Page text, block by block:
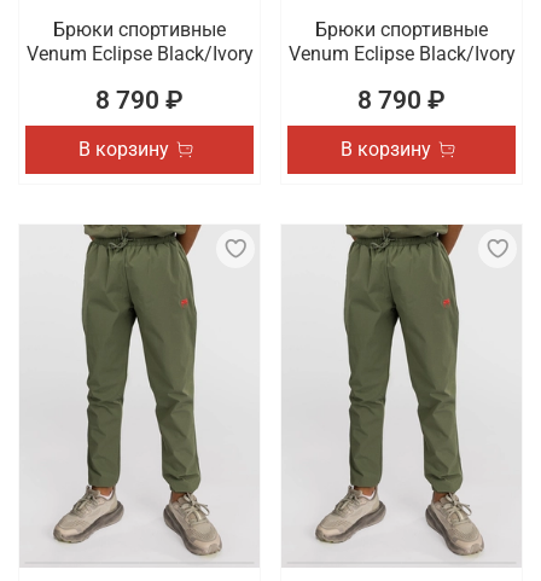
Брюки спортивные
Venum Eclipse Black/Ivory
8 790 ₽
В корзину
Брюки спортивные
Venum Eclipse Black/Ivory
8 790 ₽
В корзину